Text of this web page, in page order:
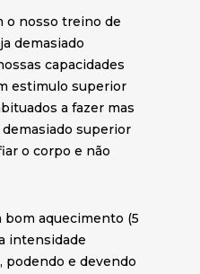
o nosso treino de
demasiado
capacidades
estimulo superior
a fazer mas
superior
o corpo e não
bom aquecimento (5
intensidade
podendo e devendo